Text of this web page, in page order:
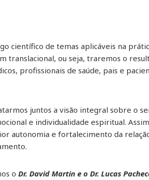
científico de temas aplicáveis na
translacional, ou seja, traremos o
profissionais de saúde, pais e
juntos a visão integral sobre o
e individualidade espiritual.
autonomia e fortalecimento da
oDr. David Martin e o Dr. Lucas